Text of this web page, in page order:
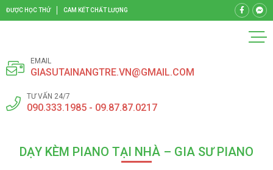
ĐƯỢC HỌC THỬ CAM KẾT CHẤT LƯỢNG
EMAIL
GIASUTAINANGTRE.VN@GMAIL.COM
TƯ VẤN 24/7
090.333.1985 - 09.87.87.0217
DẠY KÈM PIANO TẠI NHÀ – GIA SƯ PIANO